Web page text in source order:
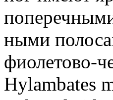
ными
фиолетово-
Hylambates